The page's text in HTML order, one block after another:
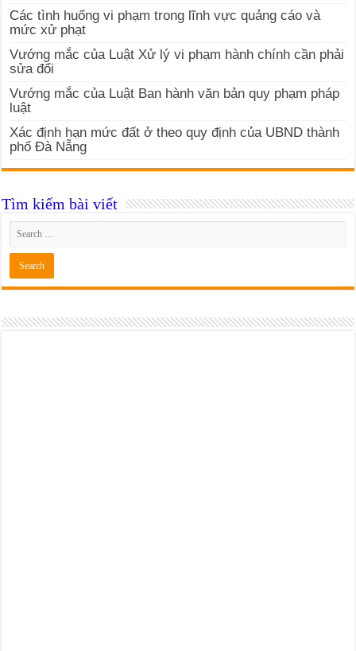
Các tình huống vi phạm trong lĩnh vực quảng cáo và
mức xử phạt
Vướng mắc của Luật Xử lý vi phạm hành chính cần phải
sửa đổi
Vướng mắc của Luật Ban hành văn bản quy phạm pháp
luật
Xác định hạn mức đất ở theo quy định của UBND thành
phố Đà Nẵng
Tìm kiếm bài viết